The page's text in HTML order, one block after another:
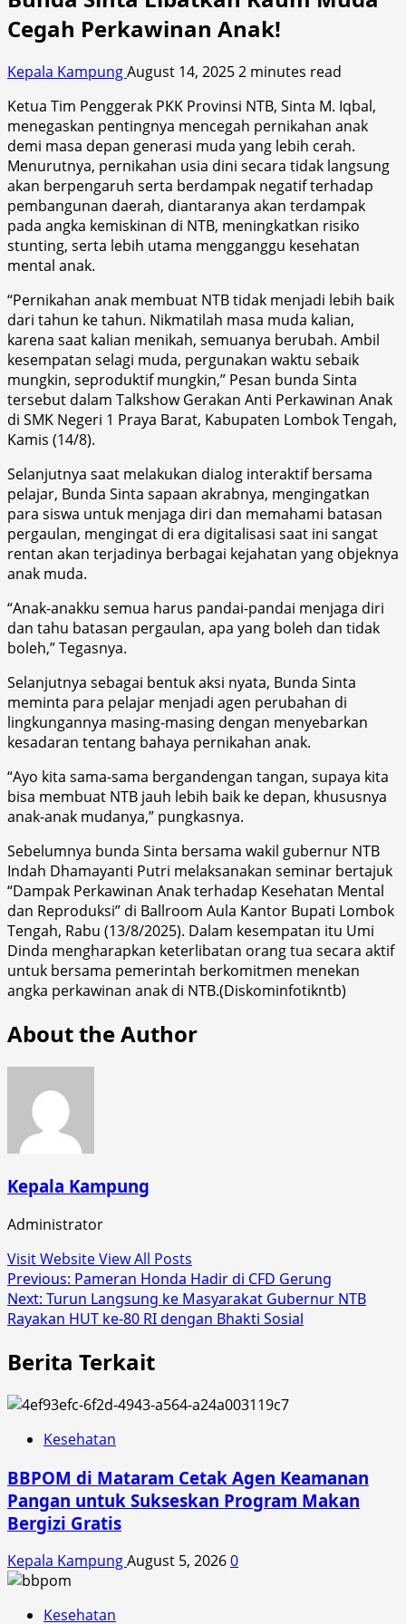
Cegah Perkawinan Anak!
Kepala KampungAugust 14, 20252 minutes read
Ketua Tim Penggerak PKK Provinsi NTB, Sinta M. Iqbal,
menegaskan pentingnya mencegah pernikahan anak
demi masa depan generasi muda yang lebih cerah.
Menurutnya, pernikahan usia dini secara tidak langsung
akan berpengaruh serta berdampak negatif terhadap
pembangunan daerah, diantaranya akan terdampak
pada angka kemiskinan di NTB, meningkatkan risiko
stunting, serta lebih utama mengganggu kesehatan
mental anak.
“Pernikahan anak membuat NTB tidak menjadi lebih baik
dari tahun ke tahun. Nikmatilah masa muda kalian,
karena saat kalian menikah, semuanya berubah. Ambil
kesempatan selagi muda, pergunakan waktu sebaik
mungkin, seproduktif mungkin,” Pesan bunda Sinta
tersebut dalam Talkshow Gerakan Anti Perkawinan Anak
di SMK Negeri 1 Praya Barat, Kabupaten Lombok Tengah,
Kamis (14/8).
Selanjutnya saat melakukan dialog interaktif bersama
pelajar, Bunda Sinta sapaan akrabnya, mengingatkan
para siswa untuk menjaga diri dan memahami batasan
pergaulan, mengingat di era digitalisasi saat ini sangat
rentan akan terjadinya berbagai kejahatan yang objeknya
anak muda.
“Anak-anakku semua harus pandai-pandai menjaga diri
dan tahu batasan pergaulan, apa yang boleh dan tidak
boleh,” Tegasnya.
Selanjutnya sebagai bentuk aksi nyata, Bunda Sinta
meminta para pelajar menjadi agen perubahan di
lingkungannya masing-masing dengan menyebarkan
kesadaran tentang bahaya pernikahan anak.
“Ayo kita sama-sama bergandengan tangan, supaya kita
bisa membuat NTB jauh lebih baik ke depan, khususnya
anak-anak mudanya,” pungkasnya.
Sebelumnya bunda Sinta bersama wakil gubernur NTB
Indah Dhamayanti Putri melaksanakan seminar bertajuk
“Dampak Perkawinan Anak terhadap Kesehatan Mental
dan Reproduksi” di Ballroom Aula Kantor Bupati Lombok
Tengah, Rabu (13/8/2025). Dalam kesempatan itu Umi
Dinda mengharapkan keterlibatan orang tua secara aktif
untuk bersama pemerintah berkomitmen menekan
angka perkawinan anak di NTB.(Diskominfotikntb)
About the Author
Kepala Kampung
Administrator
Visit WebsiteView All Posts
Post
navigation
Previous: Pameran Honda Hadir di CFD Gerung
Next: Turun Langsung ke Masyarakat Gubernur NTB
Rayakan HUT ke-80 RI dengan Bhakti Sosial
Berita Terkait
Kesehatan
BBPOM di Mataram Cetak Agen Keamanan
Pangan untuk Sukseskan Program Makan
Bergizi Gratis
Kepala KampungAugust 5, 20260
Kesehatan